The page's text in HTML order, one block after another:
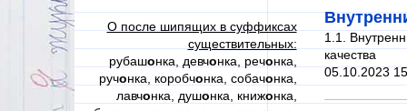
О после шипящих в суффиксах
существительных:
рубашонка, девчонка, речонка,
ручонка, коробчонка, собачонка,
лавчонка, душонка, книжонка,
1.1.
качества
05.10.2023